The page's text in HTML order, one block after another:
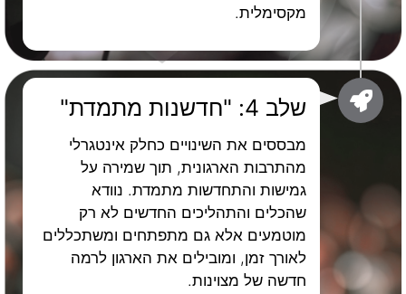
מקסימלית.
שלב 4: "חדשנות מתמדת"
מבססים את השינויים כחלק אינטגרלי
מהתרבות הארגונית, תוך שמירה על
גמישות והתחדשות מתמדת. נוודא
שהכלים והתהליכים החדשים לא רק
מוטמעים אלא גם מתפתחים ומשתכללים
לאורך זמן, ומובילים את הארגון לרמה
חדשה של מצוינות.